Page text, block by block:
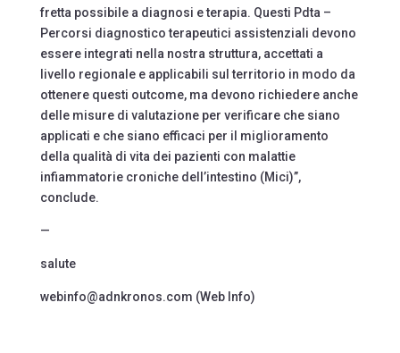
fretta possibile a diagnosi e terapia. Questi Pdta –
Percorsi diagnostico terapeutici assistenziali devono
essere integrati nella nostra struttura, accettati a
livello regionale e applicabili sul territorio in modo da
ottenere questi outcome, ma devono richiedere anche
delle misure di valutazione per verificare che siano
applicati e che siano efficaci per il miglioramento
della qualità di vita dei pazienti con malattie
infiammatorie croniche dell’intestino (Mici)”,
conclude.
—
salute
webinfo@adnkronos.com (Web Info)